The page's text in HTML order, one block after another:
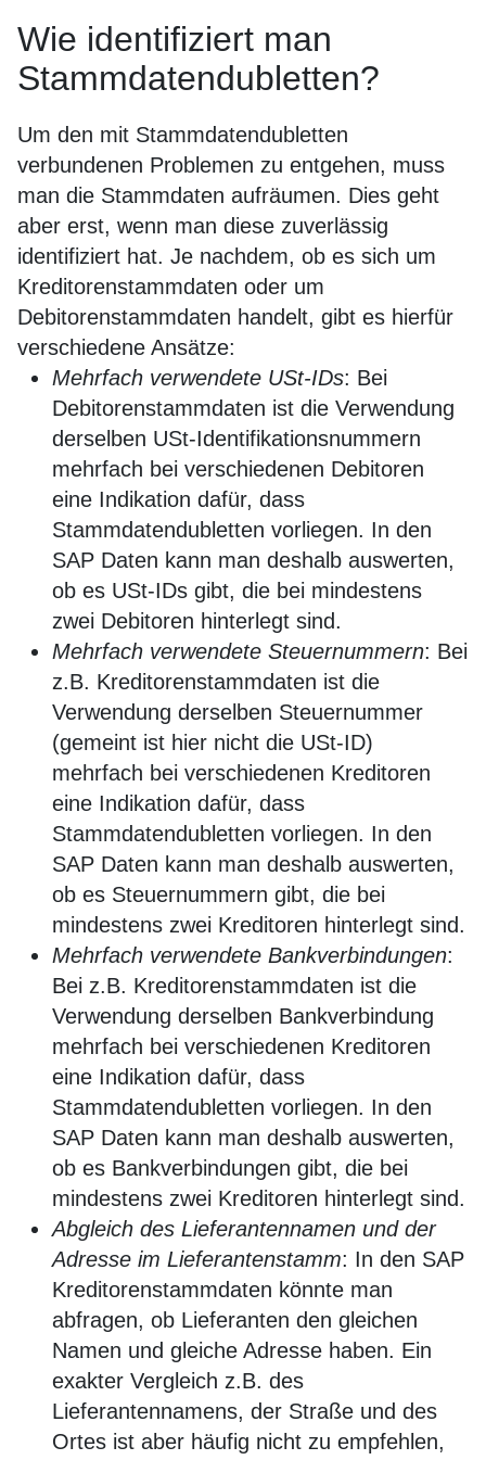
Wie identifiziert man
Stammdatendubletten?
Um den mit Stammdatendubletten
verbundenen Problemen zu entgehen, muss
man die Stammdaten aufräumen. Dies geht
aber erst, wenn man diese zuverlässig
identifiziert hat. Je nachdem, ob es sich um
Kreditorenstammdaten oder um
Debitorenstammdaten handelt, gibt es hierfür
verschiedene Ansätze:
Mehrfach verwendete USt-IDs: Bei
Debitorenstammdaten ist die Verwendung
derselben USt-Identifikationsnummern
mehrfach bei verschiedenen Debitoren
eine Indikation dafür, dass
Stammdatendubletten vorliegen. In den
SAP Daten kann man deshalb auswerten,
ob es USt-IDs gibt, die bei mindestens
zwei Debitoren hinterlegt sind.
Mehrfach verwendete Steuernummern: Bei
z.B. Kreditorenstammdaten ist die
Verwendung derselben Steuernummer
(gemeint ist hier nicht die USt-ID)
mehrfach bei verschiedenen Kreditoren
eine Indikation dafür, dass
Stammdatendubletten vorliegen. In den
SAP Daten kann man deshalb auswerten,
ob es Steuernummern gibt, die bei
mindestens zwei Kreditoren hinterlegt sind.
Mehrfach verwendete Bankverbindungen:
Bei z.B. Kreditorenstammdaten ist die
Verwendung derselben Bankverbindung
mehrfach bei verschiedenen Kreditoren
eine Indikation dafür, dass
Stammdatendubletten vorliegen. In den
SAP Daten kann man deshalb auswerten,
ob es Bankverbindungen gibt, die bei
mindestens zwei Kreditoren hinterlegt sind.
Abgleich des Lieferantennamen und der
Adresse im Lieferantenstamm: In den SAP
Kreditorenstammdaten könnte man
abfragen, ob Lieferanten den gleichen
Namen und gleiche Adresse haben. Ein
exakter Vergleich z.B. des
Lieferantennamens, der Straße und des
Ortes ist aber häufig nicht zu empfehlen,